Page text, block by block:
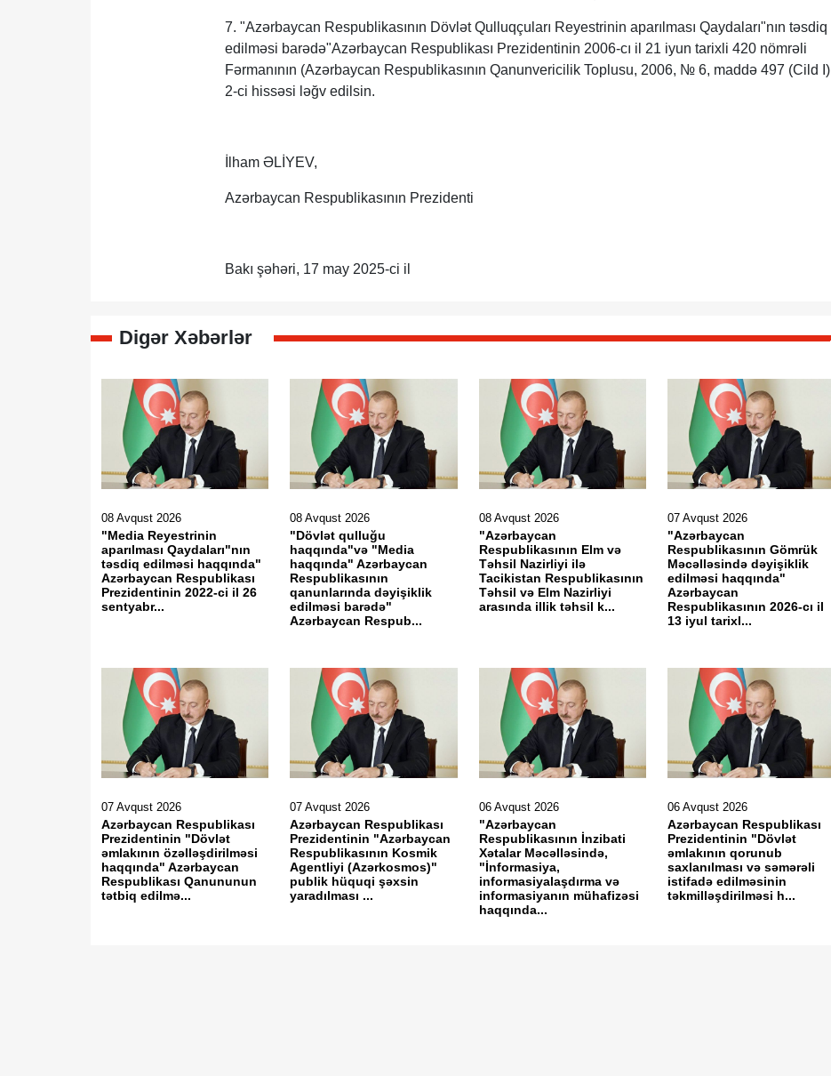
7. "Azərbaycan Respublikasının Dövlət Qulluqçuları Reyestrinin aparılması Qaydaları"nın təsdiq
edilməsi barədə"Azərbaycan Respublikası Prezidentinin 2006-cı il 21 iyun tarixli 420 nömrəli
Fərmanının (Azərbaycan Respublikasının Qanunvericilik Toplusu, 2006, № 6, maddə 497 (Cild I)
2-ci hissəsi ləğv edilsin.
İlham ƏLİYEV,
Azərbaycan Respublikasının Prezidenti
Bakı şəhəri, 17 may 2025-ci il
Digər Xəbərlər
08 Avqust 2026
"Media Reyestrinin
aparılması Qaydaları"nın
təsdiq edilməsi haqqında"
Azərbaycan Respublikası
Prezidentinin 2022-ci il 26
sentyabr...
08 Avqust 2026
"Dövlət qulluğu
haqqında"və "Media
haqqında" Azərbaycan
Respublikasının
qanunlarında dəyişiklik
edilməsi barədə"
Azərbaycan Respub...
08 Avqust 2026
"Azərbaycan
Respublikasının Elm və
Təhsil Nazirliyi ilə
Tacikistan Respublikasının
Təhsil və Elm Nazirliyi
arasında illik təhsil k...
07 Avqust 2026
"Azərbaycan
Respublikasının Gömrük
Məcəlləsində dəyişiklik
edilməsi haqqında"
Azərbaycan
Respublikasının 2026-cı il
13 iyul tarixl...
07 Avqust 2026
Azərbaycan Respublikası
Prezidentinin "Dövlət
əmlakının özəlləşdirilməsi
haqqında" Azərbaycan
Respublikası Qanununun
tətbiq edilmə...
07 Avqust 2026
Azərbaycan Respublikası
Prezidentinin "Azərbaycan
Respublikasının Kosmik
Agentliyi (Azərkosmos)"
publik hüquqi şəxsin
yaradılması ...
06 Avqust 2026
"Azərbaycan
Respublikasının İnzibati
Xətalar Məcəlləsində,
"İnformasiya,
informasiyalaşdırma və
informasiyanın mühafizəsi
haqqında...
06 Avqust 2026
Azərbaycan Respublikası
Prezidentinin "Dövlət
əmlakının qorunub
saxlanılması və səmərəli
istifadə edilməsinin
təkmilləşdirilməsi h...